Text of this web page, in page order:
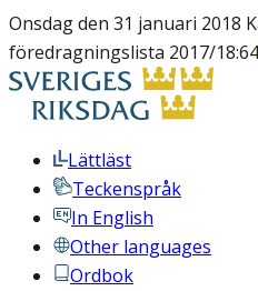
Onsdag den 31 januari 2018
föredragningslista 2017/18:64
Lättläst
Teckenspråk
In English
Other languages
Ordbok